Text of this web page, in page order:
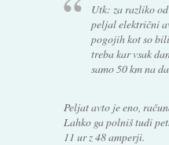
Utk: za razliko od
peljal električni
pogojih kot so
treba kar vsak
samo 50 km na
Peljat avto je eno,
Lahko ga polniš tudi
11 ur z 48 amperji.